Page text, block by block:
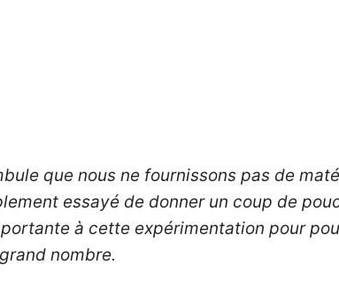
que nous ne fournissons pas de
essayé de donner un coup de
à cette expérimentation pour
nombre.